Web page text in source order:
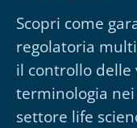
Scopri come
regolatoria
il controllo delle
terminologia
settore life